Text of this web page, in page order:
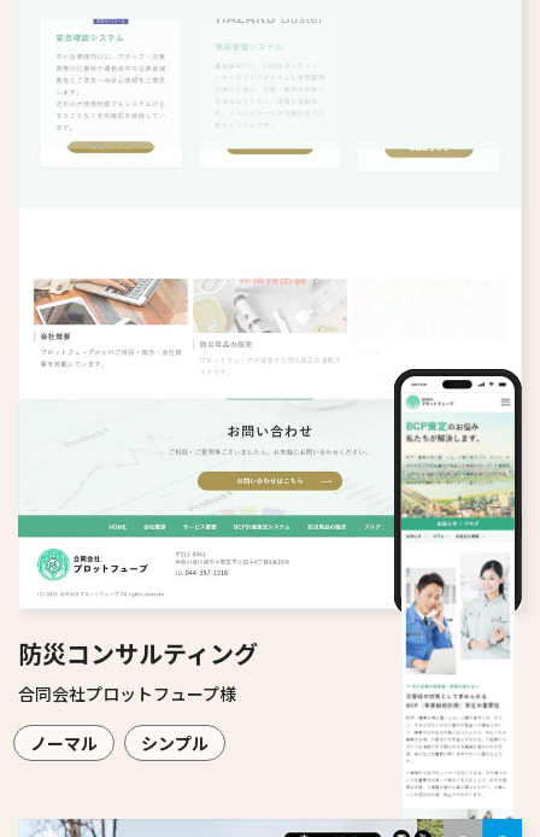
防災コンサルティング
合同会社プロットフュープ様
ノーマル シンプル